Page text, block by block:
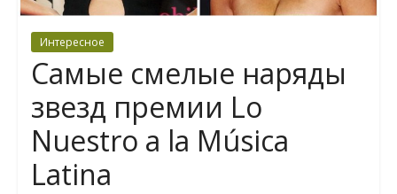
Интересное
Самые смелые наряды
звезд премии Lo
Nuestro a la Música
Latina